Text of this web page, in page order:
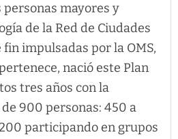
personas mayores y
de la Red de Ciudades
impulsadas por la OMS,
nació este Plan
tres años con la
900 personas: 450 a
participando en grupos